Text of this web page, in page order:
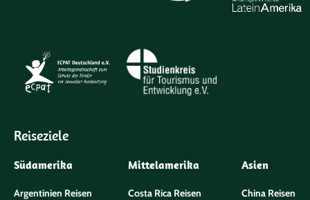
Reiseziele
Südamerika
Argentinien Reisen
Mittelamerika
Costa Rica Reisen
Asien
China Reisen